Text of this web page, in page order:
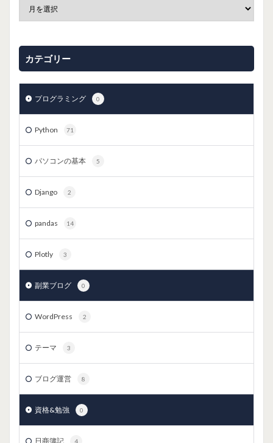
カテゴリー
プログラミング 0
Python 71
パソコンの基本 5
Django 2
pandas 14
Plotly 3
副業ブログ 0
WordPress 2
テーマ 3
ブログ運営 8
資格&勉強 0
日商簿記 4